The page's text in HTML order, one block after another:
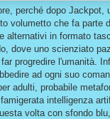
perché dopo
volumetto che fa parte
alternativi in formato
dove uno scienziato
progredire l'umanità.
ad ogni suo
adulti, probabile
intelligenza
volta con sfondo